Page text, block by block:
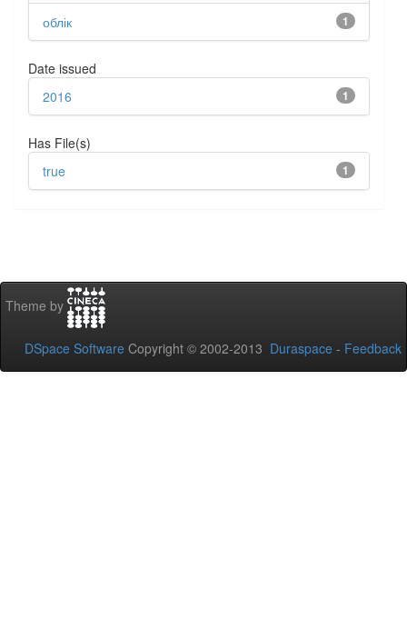
1
облік
Date issued
1
2016
Has File(s)
1
true
Theme by
DSpace Software Copyright © 2002-2013 Duraspace - Feedback